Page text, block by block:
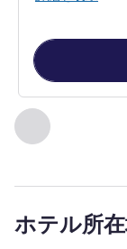
前に戻る - 客
2ページ中
ホテル所